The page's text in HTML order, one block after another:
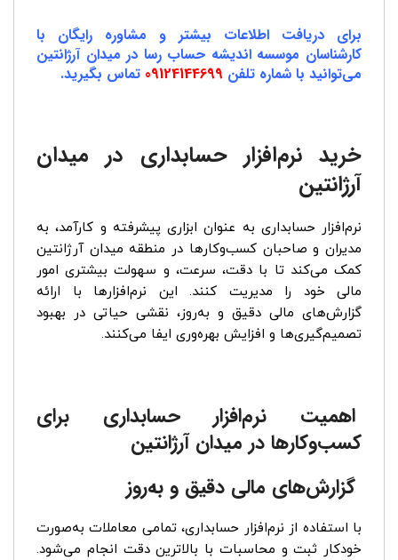
برای دریافت اطلاعات بیشتر و مشاوره رایگان با
کارشناسان موسسه اندیشه حساب رسا در میدان آرژانتین
می‌توانید با شماره تلفن 09124144699 تماس بگیرید.
خرید نرم‌افزار حسابداری در میدان
آرژانتین
نرم‌افزار حسابداری به عنوان ابزاری پیشرفته و کارآمد، به
مدیران و صاحبان کسب‌وکارها در منطقه میدان آرژانتین
کمک می‌کند تا با دقت، سرعت، و سهولت بیشتری امور
مالی خود را مدیریت کنند. این نرم‌افزارها با ارائه
گزارش‌های مالی دقیق و به‌روز، نقشی حیاتی در بهبود
تصمیم‌گیری‌ها و افزایش بهره‌وری ایفا می‌کنند.
اهمیت نرم‌افزار حسابداری برای
کسب‌وکارها در میدان آرژانتین
گزارش‌های مالی دقیق و به‌روز
با استفاده از نرم‌افزار حسابداری، تمامی معاملات به‌صورت
خودکار ثبت و محاسبات با بالاترین دقت انجام می‌شود.